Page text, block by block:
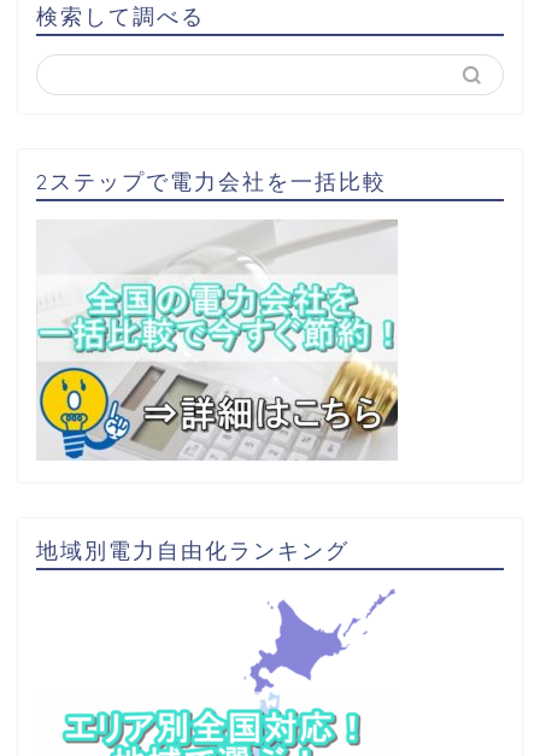
検索して調べる
2ステップで電力会社を一括比較
地域別電力自由化ランキング